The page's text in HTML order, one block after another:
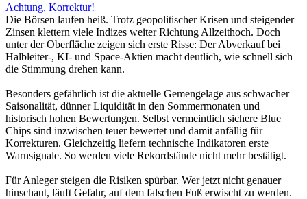
Achtung, Korrektur!
Die Börsen laufen heiß. Trotz geopolitischer Krisen und steigender
Zinsen klettern viele Indizes weiter Richtung Allzeithoch. Doch
unter der Oberfläche zeigen sich erste Risse: Der Abverkauf bei
Halbleiter-, KI- und Space-Aktien macht deutlich, wie schnell sich
die Stimmung drehen kann.
Besonders gefährlich ist die aktuelle Gemengelage aus schwacher
Saisonalität, dünner Liquidität in den Sommermonaten und
historisch hohen Bewertungen. Selbst vermeintlich sichere Blue
Chips sind inzwischen teuer bewertet und damit anfällig für
Korrekturen. Gleichzeitig liefern technische Indikatoren erste
Warnsignale. So werden viele Rekordstände nicht mehr bestätigt.
Für Anleger steigen die Risiken spürbar. Wer jetzt nicht genauer
hinschaut, läuft Gefahr, auf dem falschen Fuß erwischt zu werden.